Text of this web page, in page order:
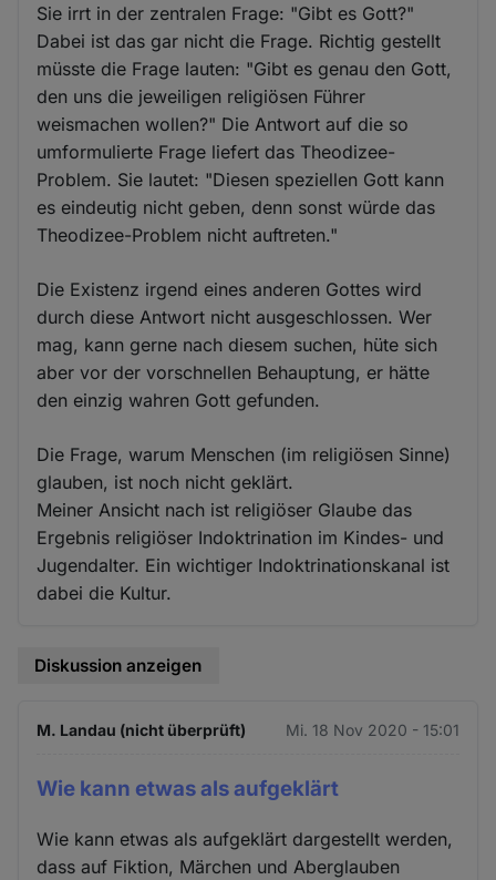
Sie irrt in der zentralen Frage: "Gibt es Gott?"
Dabei ist das gar nicht die Frage. Richtig gestellt
müsste die Frage lauten: "Gibt es genau den Gott,
den uns die jeweiligen religiösen Führer
weismachen wollen?" Die Antwort auf die so
umformulierte Frage liefert das Theodizee-
Problem. Sie lautet: "Diesen speziellen Gott kann
es eindeutig nicht geben, denn sonst würde das
Theodizee-Problem nicht auftreten."
Die Existenz irgend eines anderen Gottes wird
durch diese Antwort nicht ausgeschlossen. Wer
mag, kann gerne nach diesem suchen, hüte sich
aber vor der vorschnellen Behauptung, er hätte
den einzig wahren Gott gefunden.
Die Frage, warum Menschen (im religiösen Sinne)
glauben, ist noch nicht geklärt.
Meiner Ansicht nach ist religiöser Glaube das
Ergebnis religiöser Indoktrination im Kindes- und
Jugendalter. Ein wichtiger Indoktrinationskanal ist
dabei die Kultur.
Diskussion anzeigen
M. Landau (nicht überprüft) Mi. 18 Nov 2020 - 15:01
Wie kann etwas als aufgeklärt
Wie kann etwas als aufgeklärt dargestellt werden,
dass auf Fiktion, Märchen und Aberglauben